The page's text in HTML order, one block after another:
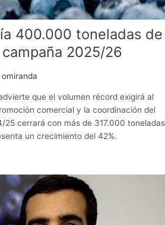
400.000 toneladas de
2025/26
omiranda
que el volumen récord exigirá al
comercial y la coordinación del
25 cerrará con más de 317.000 toneladas
un crecimiento del 42%.